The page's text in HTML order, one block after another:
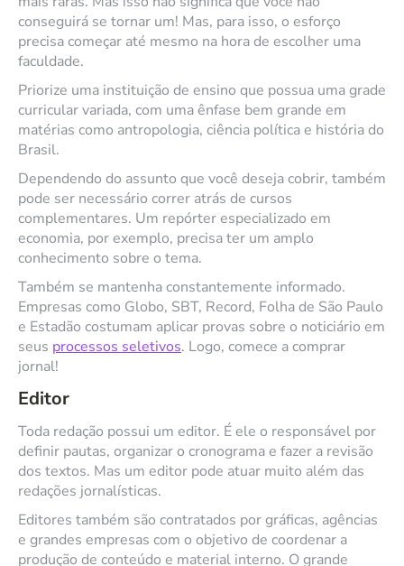
conseguirá se tornar um! Mas, para isso, o esforço
precisa começar até mesmo na hora de escolher uma
faculdade.
Priorize uma instituição de ensino que possua uma grade
curricular variada, com uma ênfase bem grande em
matérias como antropologia, ciência política e história do
Brasil.
Dependendo do assunto que você deseja cobrir, também
pode ser necessário correr atrás de cursos
complementares. Um repórter especializado em
economia, por exemplo, precisa ter um amplo
conhecimento sobre o tema.
Também se mantenha constantemente informado.
Empresas como Globo, SBT, Record, Folha de São Paulo
e Estadão costumam aplicar provas sobre o noticiário em
seus processos seletivos. Logo, comece a comprar
jornal!
Editor
Toda redação possui um editor. É ele o responsável por
definir pautas, organizar o cronograma e fazer a revisão
dos textos. Mas um editor pode atuar muito além das
redações jornalísticas.
Editores também são contratados por gráficas, agências
e grandes empresas com o objetivo de coordenar a
produção de conteúdo e material interno. O grande